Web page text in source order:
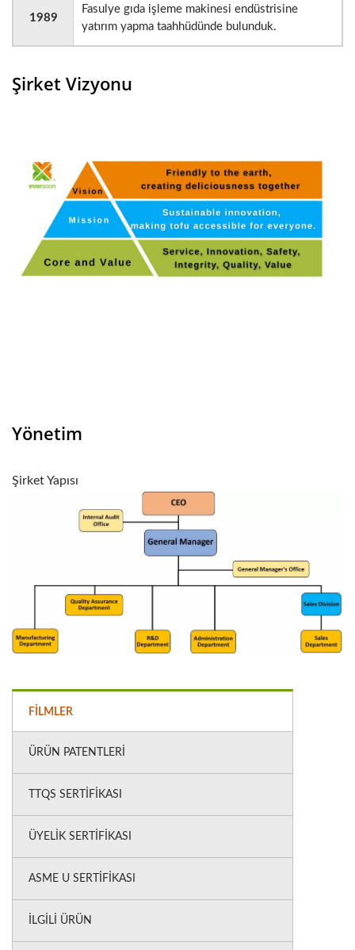
1989
Fasulye gıda işleme makinesi endüstrisine
yatırım yapma taahhüdünde bulunduk.
Şirket Vizyonu
Yönetim
Şirket Yapısı
FILMLER
ÜRÜN PATENTLERI
TTQS SERTIFIKASI
ÜYELIK SERTIFIKASI
ASME U SERTIFIKASI
İLGILI ÜRÜN